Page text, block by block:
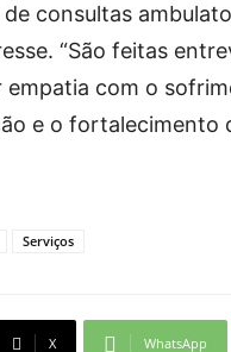
consultas
“São feitas
com o
e o fortalecimento
Serviços
X WhatsApp